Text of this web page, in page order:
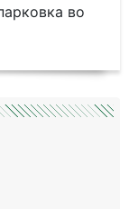
во